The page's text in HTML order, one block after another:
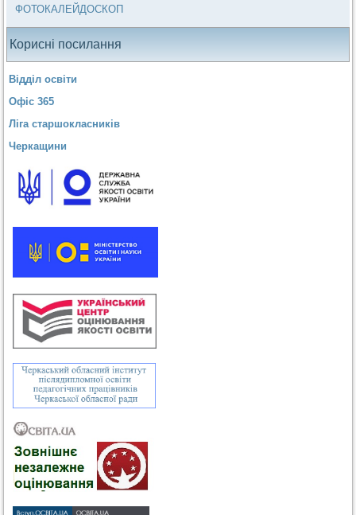
ФОТОКАЛЕЙДОСКОП
Корисні посилання
Відділ освіти
Офіс 365
Ліга старшокласників
Черкащини